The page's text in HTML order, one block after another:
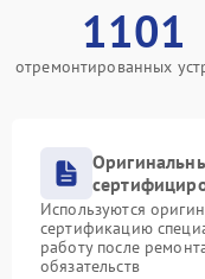
1101
отремонтированных
Используются
сертификацию
работу после
обязательств